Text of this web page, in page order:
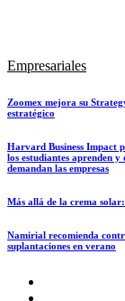
Empresariales
Zoomex mejora su
estratégico
Harvard Business Impact
los estudiantes aprenden
demandan las empresas
Más allá de la crema
Namirial recomienda
suplantaciones en verano